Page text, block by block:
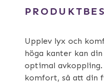
Upplev lyx och
höga kanter kan
optimal avkoppling.
komfort, så att din